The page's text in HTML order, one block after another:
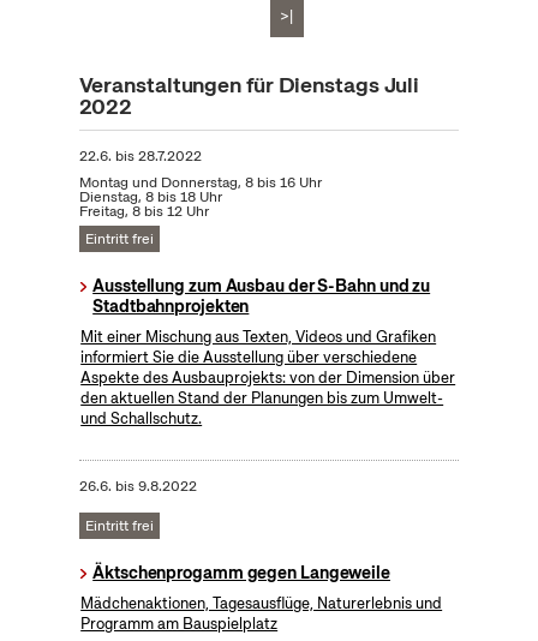
>|
Veranstaltungen für Dienstags Juli
2022
22.6. bis28.7.2022
Montag und Donnerstag, 8 bis 16 Uhr
Dienstag, 8 bis 18 Uhr
Freitag, 8 bis 12 Uhr
Eintritt frei
Ausstellung zum Ausbau der S-Bahn und zu
Stadtbahnprojekten
Mit einer Mischung aus Texten, Videos und Grafiken
informiert Sie die Ausstellung über verschiedene
Aspekte des Ausbauprojekts: von der Dimension über
den aktuellen Stand der Planungen bis zum Umwelt-
und Schallschutz.
26.6. bis9.8.2022
Eintritt frei
Äktschenprogamm gegen Langeweile
Mädchenaktionen, Tagesausflüge, Naturerlebnis und
Programm am Bauspielplatz